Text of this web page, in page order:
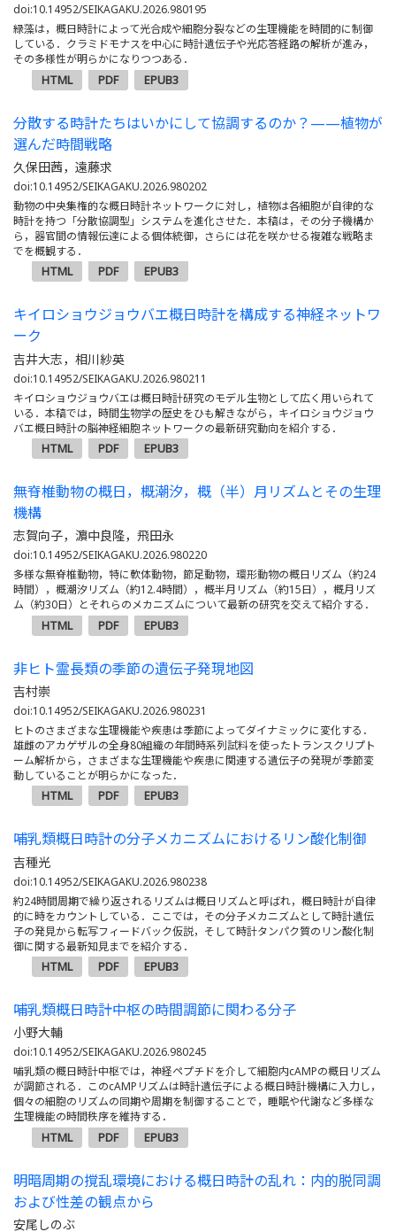
doi:10.14952/SEIKAGAKU.2026.980195
緑藻は，概日時計によって光合成や細胞分裂などの生理機能を時間的に制御
している．クラミドモナスを中心に時計遺伝子や光応答経路の解析が進み，
その多様性が明らかになりつつある．
HTML PDF EPUB3
分散する時計たちはいかにして協調するのか？——植物が
選んだ時間戦略
久保田茜，遠藤求
doi:10.14952/SEIKAGAKU.2026.980202
動物の中央集権的な概日時計ネットワークに対し，植物は各細胞が自律的な
時計を持つ「分散協調型」システムを進化させた．本稿は，その分子機構か
ら，器官間の情報伝達による個体統御，さらには花を咲かせる複雑な戦略ま
でを概観する．
HTML PDF EPUB3
キイロショウジョウバエ概日時計を構成する神経ネットワ
ーク
吉井大志，相川紗英
doi:10.14952/SEIKAGAKU.2026.980211
キイロショウジョウバエは概日時計研究のモデル生物として広く用いられて
いる．本稿では，時間生物学の歴史をひも解きながら，キイロショウジョウ
バエ概日時計の脳神経細胞ネットワークの最新研究動向を紹介する．
HTML PDF EPUB3
無脊椎動物の概日，概潮汐，概（半）月リズムとその生理
機構
志賀向子，濵中良隆，飛田永
doi:10.14952/SEIKAGAKU.2026.980220
多様な無脊椎動物，特に軟体動物，節足動物，環形動物の概日リズム（約24
時間），概潮汐リズム（約12.4時間），概半月リズム（約15日），概月リズ
ム（約30日）とそれらのメカニズムについて最新の研究を交えて紹介する．
HTML PDF EPUB3
非ヒト霊長類の季節の遺伝子発現地図
吉村崇
doi:10.14952/SEIKAGAKU.2026.980231
ヒトのさまざまな生理機能や疾患は季節によってダイナミックに変化する．
雄雌のアカゲザルの全身80組織の年間時系列試料を使ったトランスクリプト
ーム解析から，さまざまな生理機能や疾患に関連する遺伝子の発現が季節変
動していることが明らかになった．
HTML PDF EPUB3
哺乳類概日時計の分子メカニズムにおけるリン酸化制御
吉種光
doi:10.14952/SEIKAGAKU.2026.980238
約24時間周期で繰り返されるリズムは概日リズムと呼ばれ，概日時計が自律
的に時をカウントしている．ここでは，その分子メカニズムとして時計遺伝
子の発見から転写フィードバック仮説，そして時計タンパク質のリン酸化制
御に関する最新知見までを紹介する．
HTML PDF EPUB3
哺乳類概日時計中枢の時間調節に関わる分子
小野大輔
doi:10.14952/SEIKAGAKU.2026.980245
哺乳類の概日時計中枢では，神経ペプチドを介して細胞内cAMPの概日リズム
が調節される．このcAMPリズムは時計遺伝子による概日時計機構に入力し，
個々の細胞のリズムの同期や周期を制御することで，睡眠や代謝など多様な
生理機能の時間秩序を維持する．
HTML PDF EPUB3
明暗周期の撹乱環境における概日時計の乱れ：内的脱同調
および性差の観点から
安尾しのぶ